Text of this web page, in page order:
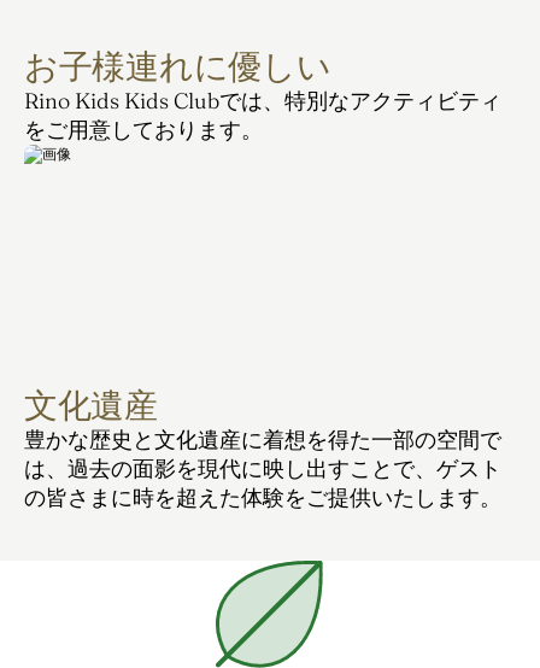
お子様連れに優しい
Rino Kids Kids Clubでは、特別なアクティビティ
をご用意しております。
文化遺産
豊かな歴史と文化遺産に着想を得た一部の空間で
は、過去の面影を現代に映し出すことで、ゲスト
の皆さまに時を超えた体験をご提供いたします。